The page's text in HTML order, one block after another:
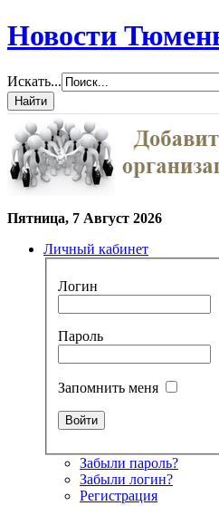
Новости
Искать...
Пятница, 7 Август 2026
Личный кабинет
Логин
Пароль
Запомнить меня
Забыли пароль?
Забыли логин?
Регистрация